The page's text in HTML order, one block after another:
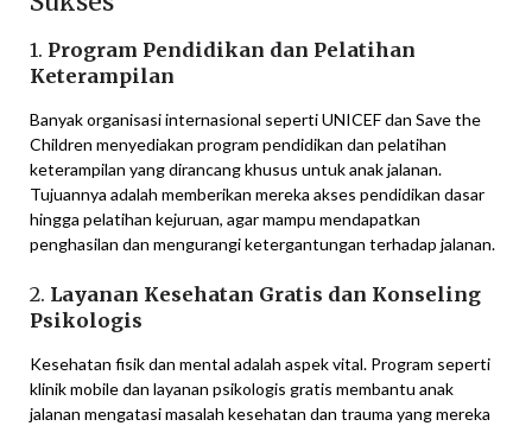
1. Program Pendidikan dan Pelatihan
Keterampilan
Banyak organisasi internasional seperti UNICEF dan Save the
Children menyediakan program pendidikan dan pelatihan
keterampilan yang dirancang khusus untuk anak jalanan.
Tujuannya adalah memberikan mereka akses pendidikan dasar
hingga pelatihan kejuruan, agar mampu mendapatkan
penghasilan dan mengurangi ketergantungan terhadap jalanan.
2. Layanan Kesehatan Gratis dan Konseling
Psikologis
Kesehatan fisik dan mental adalah aspek vital. Program seperti
klinik mobile dan layanan psikologis gratis membantu anak
jalanan mengatasi masalah kesehatan dan trauma yang mereka